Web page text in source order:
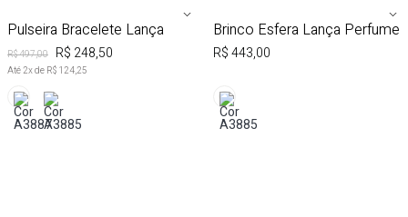
Pulseira Bracelete Lança
R$ 497,00 R$ 248,50
Até 2x de R$ 124,25
Brinco Esfera Lança Perfume
R$ 443,00